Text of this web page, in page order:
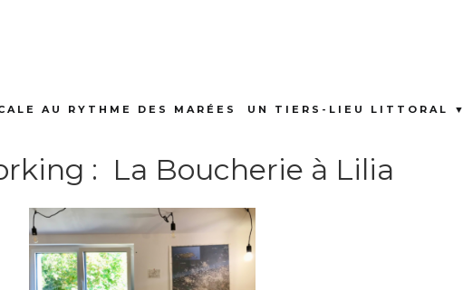
AU RYTHME DES MARÉES UN TIERS-LIEU LITTORAL ▼
: La Boucherie à Lilia